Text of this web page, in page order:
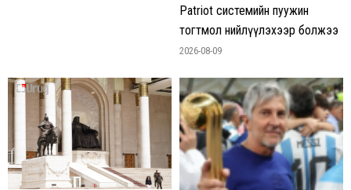
Patriot системийн пуужин
тогтмол нийлүүлэхээр болжээ
2026-08-09